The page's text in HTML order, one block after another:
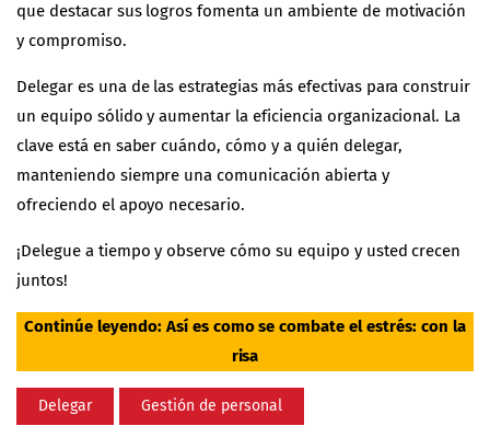
que destacar sus logros fomenta un ambiente de motivación
y compromiso.
Delegar es una de las estrategias más efectivas para construir
un equipo sólido y aumentar la eficiencia organizacional. La
clave está en saber cuándo, cómo y a quién delegar,
manteniendo siempre una comunicación abierta y
ofreciendo el apoyo necesario.
¡Delegue a tiempo y observe cómo su equipo y usted crecen
juntos!
Continúe leyendo: Así es como se combate el estrés: con la
risa
Delegar Gestión de personal